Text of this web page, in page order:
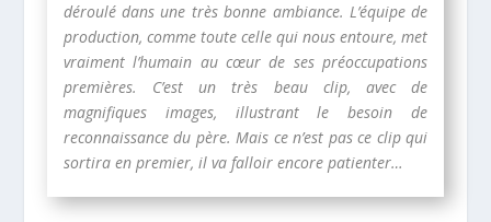
déroulé dans une très bonne ambiance. L’équipe de
production, comme toute celle qui nous entoure, met
vraiment l’humain au cœur de ses préoccupations
premières. C’est un très beau clip, avec de
magnifiques images, illustrant le besoin de
reconnaissance du père. Mais ce n’est pas ce clip qui
sortira en premier, il va falloir encore patienter…